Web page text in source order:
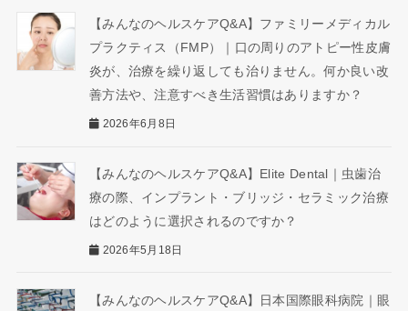
【みんなのヘルスケアQ&A】ファミリーメディカル
プラクティス（FMP）｜口の周りのアトピー性皮膚
炎が、治療を繰り返しても治りません。何か良い改
善方法や、注意すべき生活習慣はありますか？
2026年6月8日
【みんなのヘルスケアQ&A】Elite Dental｜虫歯治
療の際、インプラント・ブリッジ・セラミック治療
はどのように選択されるのですか？
2026年5月18日
【みんなのヘルスケアQ&A】日本国際眼科病院｜眼